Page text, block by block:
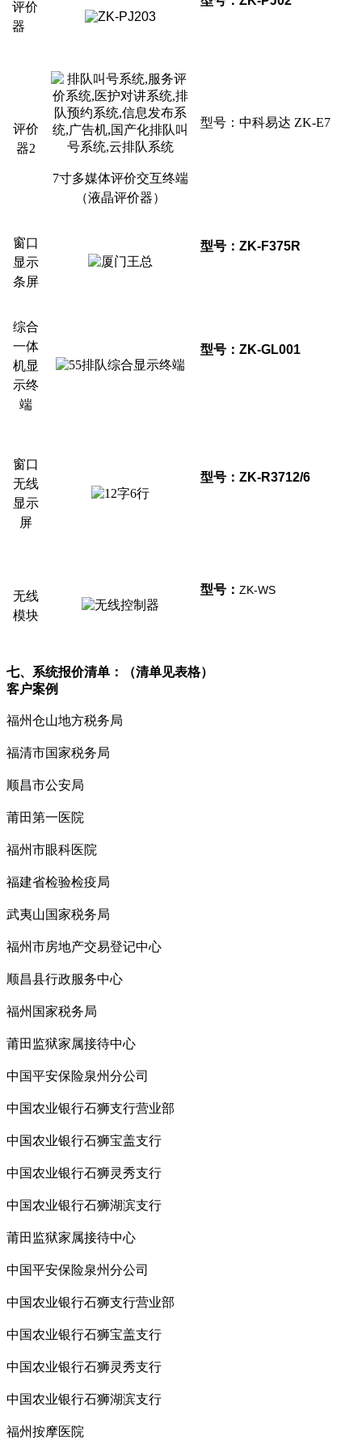
评价
器
评价
器2
7寸多媒体评价交互终端
（液晶评价器）
型号：中科易达 ZK-E7
窗口
显示
条屏
型号：ZK-F375R
综合
一体
机显
示终
端
型号：ZK-GL001
窗口
无线
显示
屏
型号：ZK-R3712/6
无线
模块
型号： ZK-WS
七、 系统报价清单：（清单见表格）
客户案例
福州仓山地方税务局
福清市国家税务局
顺昌市公安局
莆田第一医院
福州市眼科医院
福建省检验检疫局
武夷山国家税务局
福州市房地产交易登记中心
顺昌县行政服务中心
福州国家税务局
莆田监狱家属接待中心
中国平安保险泉州分公司
中国农业银行石狮支行营业部
中国农业银行石狮宝盖支行
中国农业银行石狮灵秀支行
中国农业银行石狮湖滨支行
莆田监狱家属接待中心
中国平安保险泉州分公司
中国农业银行石狮支行营业部
中国农业银行石狮宝盖支行
中国农业银行石狮灵秀支行
中国农业银行石狮湖滨支行
福州按摩医院